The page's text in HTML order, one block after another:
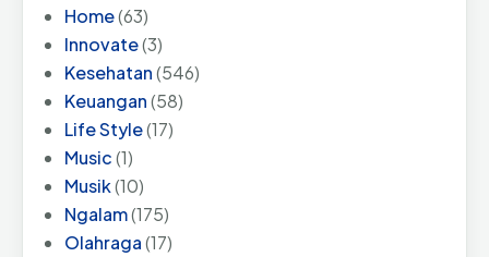
Home(63)
Innovate(3)
Kesehatan(546)
Keuangan(58)
Life Style(17)
Music(1)
Musik(10)
Ngalam(175)
Olahraga(17)